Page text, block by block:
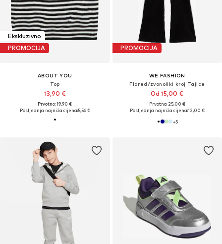
Ekskluzivno
PROMOCIJA
ABOUT YOU
Top
13,90 €
Prvotno: 19,90 €
Posljednja najniža cijena:5,56 €
PROMOCIJA
WE FASHION
Flared/zvonoliki kroj Tajice
Od 15,00 €
Prvotno: 25,00 €
Posljednja najniža cijena:12,00 €
+5